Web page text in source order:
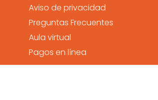
Aviso de privacidad
Preguntas Frecuentes
Aula virtual
Pagos en línea